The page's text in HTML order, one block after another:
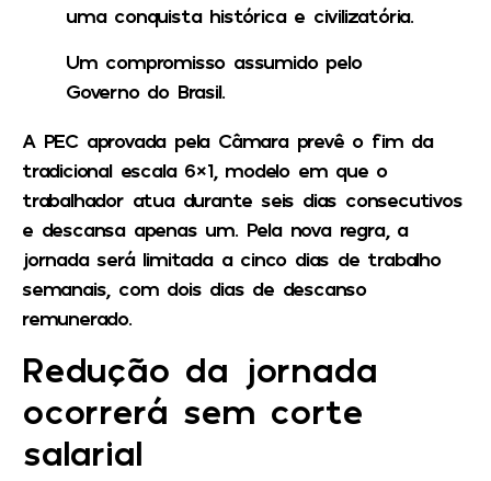
uma conquista histórica e civilizatória.
Um compromisso assumido pelo
Governo do Brasil.
A PEC aprovada pela Câmara prevê o fim da
tradicional escala 6×1, modelo em que o
trabalhador atua durante seis dias consecutivos
e descansa apenas um. Pela nova regra, a
jornada será limitada a cinco dias de trabalho
semanais, com dois dias de descanso
remunerado.
Redução da jornada
ocorrerá sem corte
salarial